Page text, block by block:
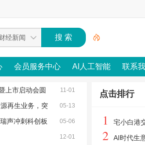
会员服务中心 AI人工智能 联系
11-01
上市启动会圆
05-13
再生业务，突
05-06
声冲刺科创板
12-01
点击排行
1
宅小白港
仪式，暨上
2
AI时代生